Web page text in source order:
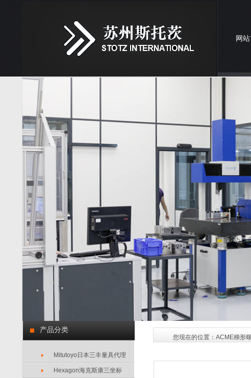
网
您现在的位置： ACME梯形
产品分类
Mitutoyo日本三丰量具代理
Hexagon海克斯康三坐标